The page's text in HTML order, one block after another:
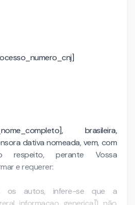
brasileira,
dativa nomeada, vem, com
respeito, perante Vossa
e requerer:
os autos, infere-se que a